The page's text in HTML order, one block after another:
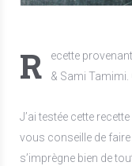
R
ecette
& Sami
J’ai testée cette
vous conseille de faire
s’imprègne bien de